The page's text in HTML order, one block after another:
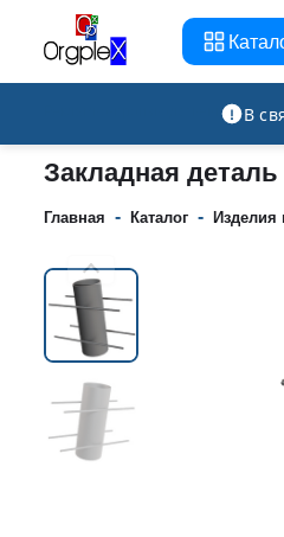
В
Рекламно-производственная
Закладная деталь
Главная - Каталог - Изделия